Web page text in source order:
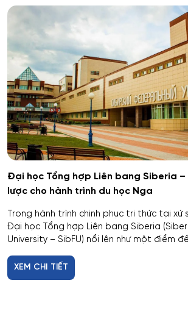
Veliky Novgorod
Penza
Barnaul
Kursk
Kaluga
Voronezh
Tambov
An toàn kỹ thuật và môi trường
An toàn môi trường kỹ thuật
An toàn thông tin
Biên - Phiên dịch
Biểu diễn nghệ thuật múa
Báo chí
Bản đồ và Địa tin học
Bảo mật công nghệ thông tin trong
Bảo mật máy tính
Đại học Tổng hợp Liên bang Siberia
lược cho hành trình du học Nga
Trong hành trình chinh phục tri thức tại
Đại học Tổng hợp Liên bang Siberia
University – SibFU) nổi lên như một điểm
XEM CHI TIẾT